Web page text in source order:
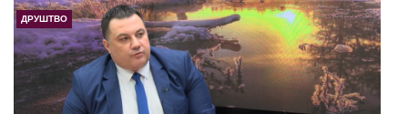
ДРУШТВО